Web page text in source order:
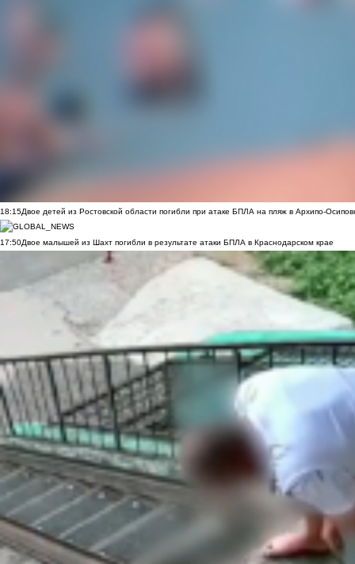
18:15Двое детей из Ростовской области погибли при атаке БПЛА на пляж в Архипо-
17:50Двое малышей из Шахт погибли в результате атаки БПЛА в Краснодарском крае